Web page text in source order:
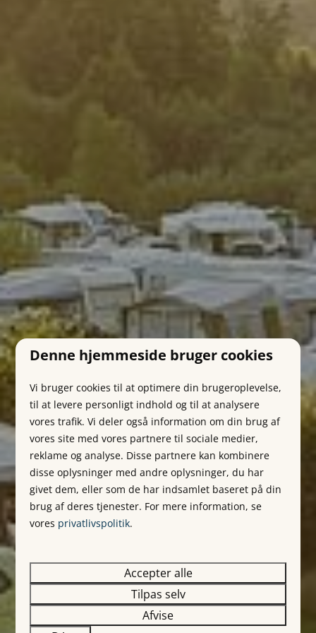
Denne hjemmeside bruger cookies
Vi bruger cookies til at optimere din brugeroplevelse,
til at levere personligt indhold og til at analysere
vores trafik. Vi deler også information om din brug af
vores site med vores partnere til sociale medier,
reklame og analyse. Disse partnere kan kombinere
disse oplysninger med andre oplysninger, du har
givet dem, eller som de har indsamlet baseret på din
brug af deres tjenester. For mere information, se
vores privatlivspolitik.
Accepter alle
Tilpas selv
Afvise